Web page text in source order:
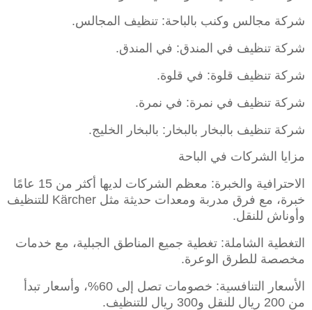
شركة مجالس وكنب بالباحة: تنظيف المجالس.
شركة تنظيف في المندق: في المندق.
شركة تنظيف قلوة: في قلوة.
شركة تنظيف في نمرة: في نمرة.
شركة تنظيف بالبخار بالبخار: بالبخار الخليج.
مزايا الشركات في الباحة
الاحترافية والخبرة: معظم الشركات لديها أكثر من 15 عامًا
خبرة، مع فرق مدربة ومعدات حديثة مثل Kärcher للتنظيف
وأوناش للنقل.
التغطية الشاملة: تغطية جميع المناطق الجبلية، مع خدمات
مخصصة للطرق الوعرة.
الأسعار التنافسية: خصومات تصل إلى 60%، وأسعار تبدأ
من 200 ريال للنقل و300 ريال للتنظيف.